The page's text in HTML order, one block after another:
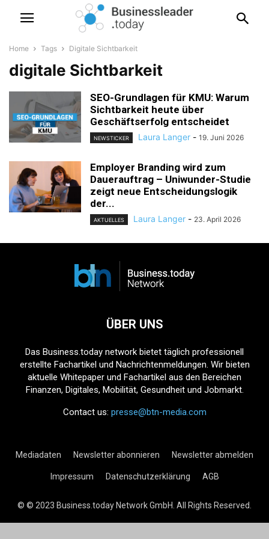
Home Tags Digitale Sichtbarkeit
digitale Sichtbarkeit
SEO-Grundlagen für KMU: Warum
Sichtbarkeit heute über
Geschäftserfolg entscheidet
NEWSTICKER Laura Langer - 19. Juni 2026
Employer Branding wird zum
Dauerauftrag – Uniwunder-Studie
zeigt neue Entscheidungslogik
der...
AKTUELLES Laura Langer - 23. April 2026
ÜBER UNS
Das Business.today network bietet täglich professionell
erstellte Fachartikel und Nachrichtenmeldungen. Wir bieten
aktuelle Whitepaper und Fachartikel aus den Bereichen
Finanzen, Digitales, Mobilität, Gesundheit und Jobmarkt.
Contact us: presse@btn-media.com
Mediadaten Newsletter abonnieren Newsletter abmelden
Impressum Datenschutzerklärung AGB
© © 2023 Business.today Network GmbH. All Rights Reserved.